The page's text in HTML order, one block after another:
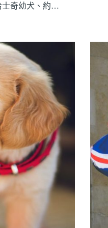
士奇幼犬、約…